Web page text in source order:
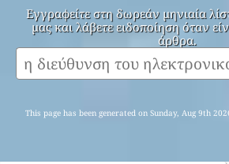
Εγγραφείτε στη δωρεάν μηνιαία
μας και λάβετε ειδοποίηση όταν
άρθρα.
This page has been generated on Sunday, Aug 9th